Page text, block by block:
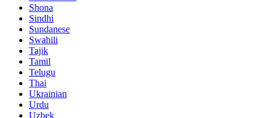
Shona
Sindhi
Sundanese
Swahili
Tajik
Tamil
Telugu
Thai
Ukrainian
Urdu
Uzbek